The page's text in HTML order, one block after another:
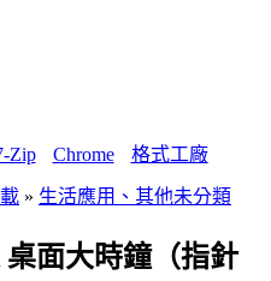
Zip Chrome 格式工廠
» 生活應用、其他未分類
桌面大時鐘（指針